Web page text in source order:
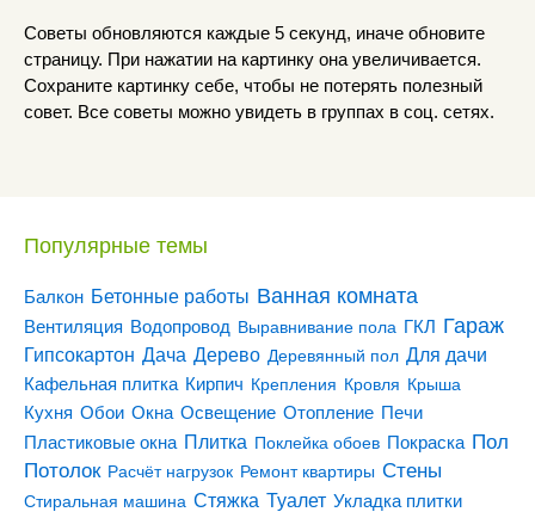
Советы обновляются каждые 5 секунд, иначе обновите
страницу. При нажатии на картинку она увеличивается.
Сохраните картинку себе, чтобы не потерять полезный
совет. Все советы можно увидеть в группах в соц. сетях.
Популярные темы
Балкон Бетонные работы Ванная комната
Вентиляция Водопровод Выравнивание пола ГКЛ Гараж
Гипсокартон Дача Дерево Деревянный пол Для дачи
Кафельная плитка Кирпич Крепления Кровля Крыша
Кухня Обои Окна Освещение Отопление Печи
Пластиковые окна Плитка Поклейка обоев Покраска Пол
Потолок Расчёт нагрузок Ремонт квартиры Стены
Стиральная машина Стяжка Туалет Укладка плитки